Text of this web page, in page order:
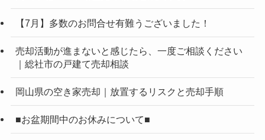
【7月】多数のお問合せ有難うございました！
売却活動が進まないと感じたら、一度ご相談ください
｜総社市の戸建て売却相談
岡山県の空き家売却｜放置するリスクと売却手順
■お盆期間中のお休みについて■